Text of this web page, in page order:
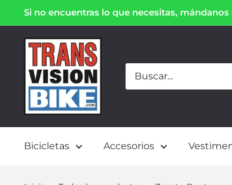
Si no encuentras lo que necesitas,
Bicicletas Accesorios